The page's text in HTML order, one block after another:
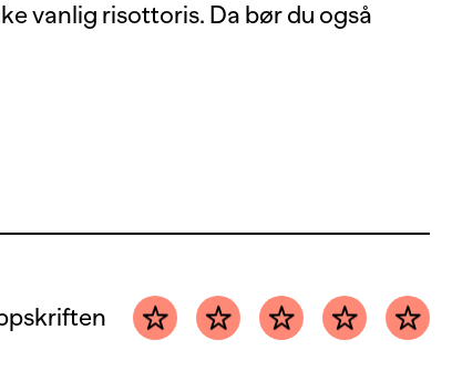
vanlig risottoris. Da bør du også